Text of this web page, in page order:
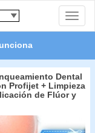
Toggle
Dental
Profijet + Limpieza
de Flúor y